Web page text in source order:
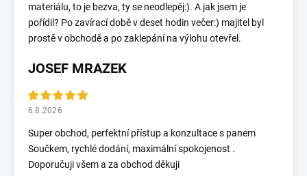
materiálu, to je bezva, ty se neodlepěj:). A jak jsem je
pořídil? Po zavírací době v deset hodin večer:) majitel byl
prostě v obchodě a po zaklepání na výlohu otevřel.
JOSEF MRAZEK
6.8.2026
Super obchod, perfektní přístup a konzultace s panem
Součkem, rychlé dodání, maximální spokojenost .
Doporučuji všem a za obchod děkuji